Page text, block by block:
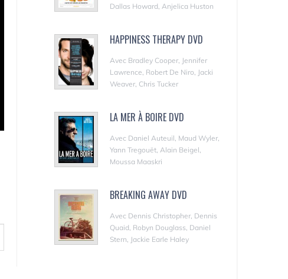
Dallas Howard, Anjelica Huston
HAPPINESS THERAPY DVD
Avec Bradley Cooper, Jennifer
Lawrence, Robert De Niro, Jacki
Weaver, Chris Tucker
LA MER À BOIRE DVD
Avec Daniel Auteuil, Maud Wyler,
Yann Tregouët, Alain Beigel,
Moussa Maaskri
BREAKING AWAY DVD
Avec Dennis Christopher, Dennis
Quaid, Robyn Douglass, Daniel
Stern, Jackie Earle Haley